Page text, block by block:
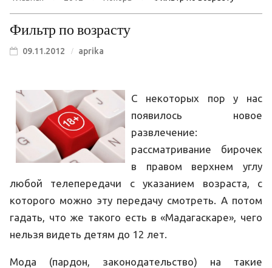
Фильтр по возрасту
09.11.2012 aprika
С некоторых пор у нас
появилось новое
развлечение:
рассматривание бирочек
в правом верхнем углу
любой телепередачи с указанием возраста, с
которого можно эту передачу смотреть. А потом
гадать, что же такого есть в «Мадагаскаре», чего
нельзя видеть детям до 12 лет.
Мода (пардон, законодательство) на такие